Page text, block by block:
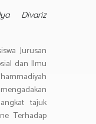
Divariz
Jurusan
dan Ilmu
tajuk
Terhadap